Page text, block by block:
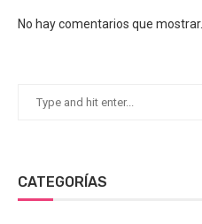
No hay comentarios que mostrar.
CATEGORÍAS